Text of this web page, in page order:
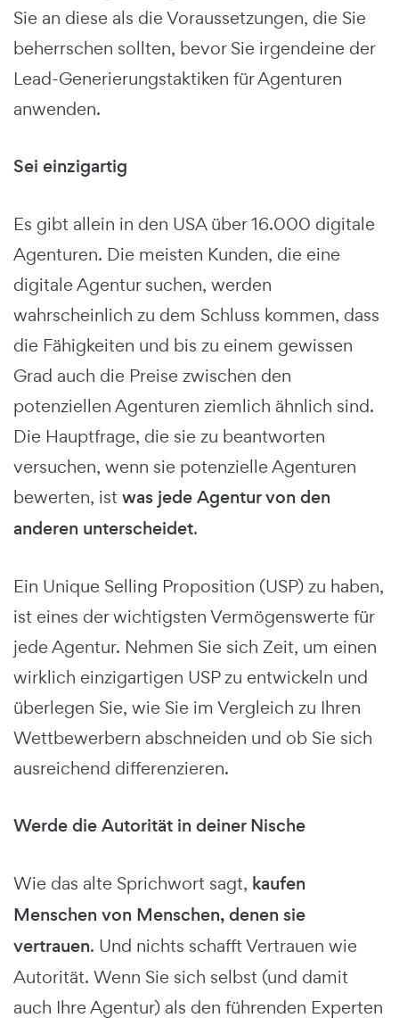
Sie an diese als die Voraussetzungen, die Sie
beherrschen sollten, bevor Sie irgendeine der
Lead-Generierungstaktiken für Agenturen
anwenden.
Sei einzigartig
Es gibt allein in den USA über 16.000 digitale
Agenturen. Die meisten Kunden, die eine
digitale Agentur suchen, werden
wahrscheinlich zu dem Schluss kommen, dass
die Fähigkeiten und bis zu einem gewissen
Grad auch die Preise zwischen den
potenziellen Agenturen ziemlich ähnlich sind.
Die Hauptfrage, die sie zu beantworten
versuchen, wenn sie potenzielle Agenturen
bewerten, ist was jede Agentur von den
anderen unterscheidet.
Ein Unique Selling Proposition (USP) zu haben,
ist eines der wichtigsten Vermögenswerte für
jede Agentur. Nehmen Sie sich Zeit, um einen
wirklich einzigartigen USP zu entwickeln und
überlegen Sie, wie Sie im Vergleich zu Ihren
Wettbewerbern abschneiden und ob Sie sich
ausreichend differenzieren.
Werde die Autorität in deiner Nische
Wie das alte Sprichwort sagt, kaufen
Menschen von Menschen, denen sie
vertrauen. Und nichts schafft Vertrauen wie
Autorität. Wenn Sie sich selbst (und damit
auch Ihre Agentur) als den führenden Experten